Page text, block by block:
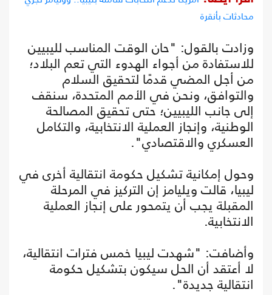
محادثات بأنقرة
وزادت بالقول: "حان الوقت المناسب لليبيين
للاستفادة من أجواء الهدوء التي تعم البلاد؛
من أجل المضي قدمًا لتحقيق السلام
والتوافق، ونحن في الأمم المتحدة، سنقف
إلى جانب الليبيين؛ حتى تحقيق المصالحة
الوطنية، وإنجاز العملية الانتخابية، والتكامل
العسكري والاقتصادي".
وحول إمكانية تشكيل حكومة انتقالية أخرى في
ليبيا، قالت ويليامز إن التركيز في المرحلة
المقبلة يجب أن يتمحور على إنجاز العملية
الانتخابية.
وأضافت: "شهدت ليبيا خمس فترات انتقالية،
لا أعتقد أن الحل سيكون بتشكيل حكومة
انتقالية جديدة".